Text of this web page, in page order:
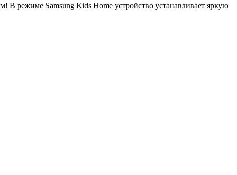
В режиме Samsung Kids Home устройство устанавливает яркую